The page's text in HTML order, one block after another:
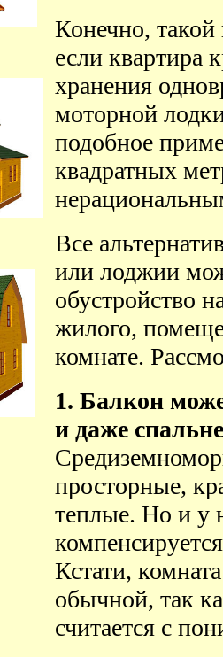
Конечно, такой
если квартира
хранения
моторной
подобное
квадратных
Все
или лоджии
обустройство
жилого,
комнате.
1. Балкон
и даже
просторные,
теплые. Но и у
Кстати,
обычной, так
считается с